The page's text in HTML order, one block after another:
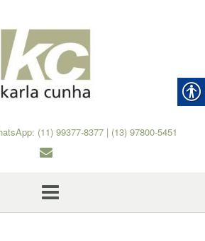
(11) 99377-8377 | (13) 97800-5451